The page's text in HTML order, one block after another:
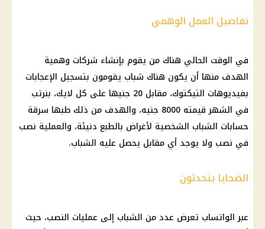
تفاصيل العمل الوهمي
في الوقت الحالي هناك من يقوم بإنشاء شركات وهمية
الهدف منها أن يكون هناك شباب يقومون بتسجيل الإعجابات
بفيديوهات التيكتوك، مقابل 20 جنيها على كل لايك، بنرتب
في الشهر قيمته 8000 جنيه، والهدف من ذلك طبها سرقة
حسابات الشباب الشخصية لأغراض بالطبع دنيئة، والعملية نصب
في نصب ولا يوجد أي مقابل يحصل عليه الشباب.
الضحايا يتحدثون
عبرالواتساب تعرض عدد من الشباب إلى عمليات النصب، حيث